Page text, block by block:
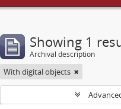
Showing 1
Archival description
With digital objects